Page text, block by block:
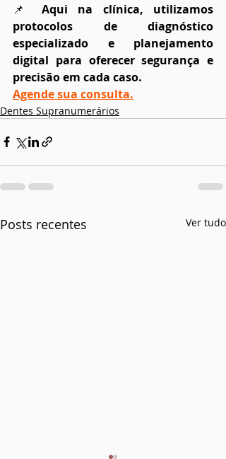
📌 Aqui na clínica, utilizamos
protocolos de diagnóstico
especializado e planejamento
digital para oferecer segurança e
precisão em cada caso.
Agende sua consulta.
Dentes Supranumerários
Posts recentes Ver tudo